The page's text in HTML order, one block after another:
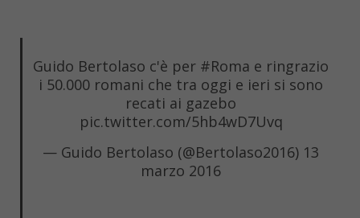
Guido Bertolaso c'è per #Roma e ringrazio
i 50.000 romani che tra oggi e ieri si sono
recati ai gazebo
pic.twitter.com/5hb4wD7Uvq
— Guido Bertolaso (@Bertolaso2016) 13
marzo 2016